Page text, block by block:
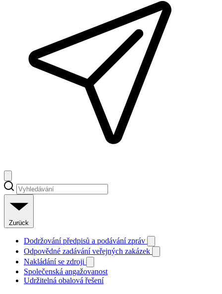
Zurück
Dodržování předpisů a podávání zpráv
Odpovědné zadávání veřejných zakázek
Nakládání se zdroji
Společenská angažovanost
Udržitelná obalová řešení